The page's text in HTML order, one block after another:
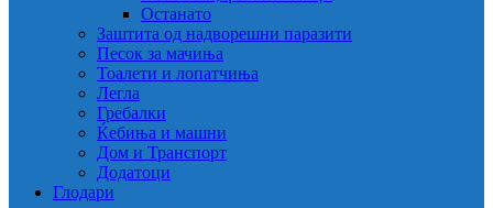
Останато
Заштита од надворешни паразити
Песок за мачиња
Тоалети и лопатчиња
Легла
Гребалки
Ќебиња и машни
Дом и Транспорт
Додатоци
Глодари